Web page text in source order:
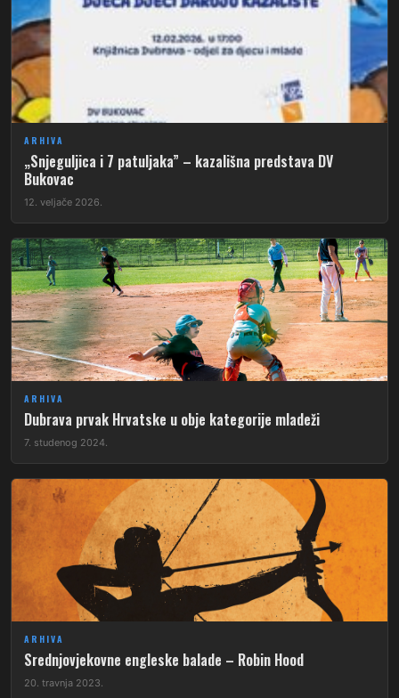
ARHIVA
„Snjeguljica i 7 patuljaka” – kazališna predstava DV
Bukovac
12. veljače 2026.
ARHIVA
Dubrava prvak Hrvatske u obje kategorije mladeži
7. studenog 2024.
ARHIVA
Srednjovjekovne engleske balade – Robin Hood
20. travnja 2023.